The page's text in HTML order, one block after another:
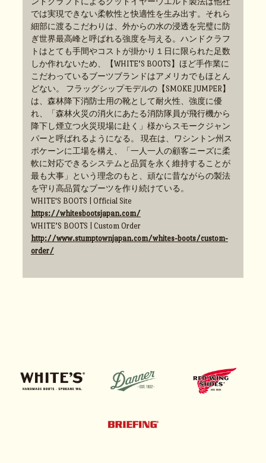
では実現できない柔軟性と快適性を生み出す。それら
細部に渡るこだわりは、外からの水の浸透を完璧に防
ぎ世界最高峰と呼ばれる強度を与える。ハンドクラフ
トはとても手間やコストが掛かり１日に限られた足数
しか作れないため、【WHITE’S BOOTS】ほど手作業に
こだわっているブーツブランドはアメリカでもほとん
どない。 フラッグシップモデルの【SMOKE JUMPER】
は、森林降下消防士用の靴として耐火性、強度に優
れ、「森林火災の消火にあたる消防隊員が飛行機から
降下し煙立つ火災現場に赴く」様からスモークジャン
パーと呼ばれるようになる。 現在は、ワシントン州ス
ポケーンに工場を構え、「一人一人の顧客ニーズに柔
軟に対応できるシステムと品質を永く維持することが
最も大事」という理念のもと、頑なに昔ながらの製法
を守り高品質なブーツを作り続けている。
WHITE'S BOOTS | Official Site
https://whitesbootsjapan.com/
WHITE’S BOOTS | Custom Order
http://www.stumptownjapan.com/whites-boots/custom-
order/